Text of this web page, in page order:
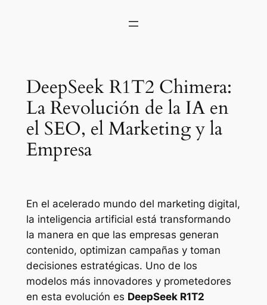
DeepSeek R1T2 Chimera:
La Revolución de la IA en
el SEO, el Marketing y la
Empresa
En el acelerado mundo del marketing digital,
la inteligencia artificial está transformando
la manera en que las empresas generan
contenido, optimizan campañas y toman
decisiones estratégicas. Uno de los
modelos más innovadores y prometedores
en esta evolución es DeepSeek R1T2